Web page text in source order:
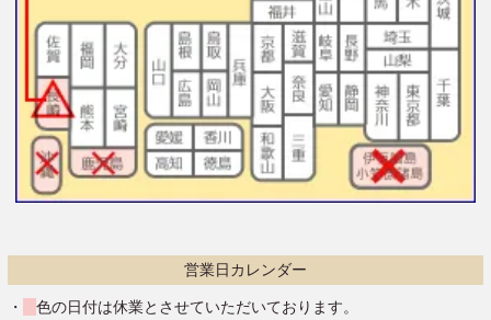
営業日カレンダー
・
色の日付は休業とさせていただいております。